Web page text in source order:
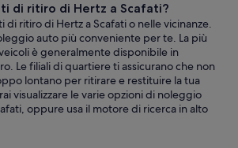
di ritiro di Hertz a Scafati?
di ritiro di Hertz a Scafati o nelle vicinanze.
auto più conveniente per te. La più
è generalmente disponibile in
Le filiali di quartiere ti assicurano che non
lontano per ritirare e restituire la tua
visualizzare le varie opzioni di noleggio
oppure usa il motore di ricerca in alto